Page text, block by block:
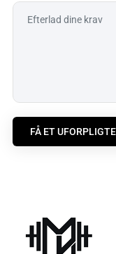
FÅ ET